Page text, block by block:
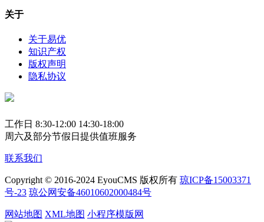
关于
关于易优
知识产权
版权声明
隐私协议
工作日 8:30-12:00 14:30-18:00
周六及部分节假日提供值班服务
联系我们
Copyright © 2016-2024 EyouCMS 版权所有 琼ICP备15003371
号-23 琼公网安备46010602000484号
网站地图 XML地图 小程序模版网